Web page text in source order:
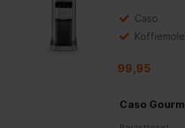
Caso
99,95
Caso